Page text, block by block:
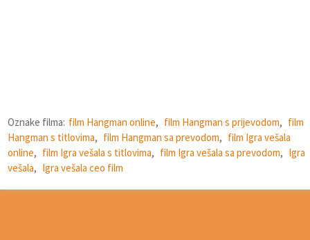
Oznake filma: film Hangman online, film Hangman s prijevodom, film
Hangman s titlovima, film Hangman sa prevodom, film Igra vešala
online, film Igra vešala s titlovima, film Igra vešala sa prevodom, Igra
vešala, Igra vešala ceo film